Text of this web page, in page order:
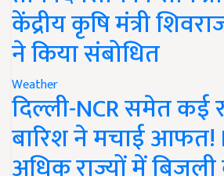
केंद्रीय कृषि मंत्री
ने किया संबोधित
Weather
दिल्ली-NCR समेत कई
बारिश ने मचाई आफत!